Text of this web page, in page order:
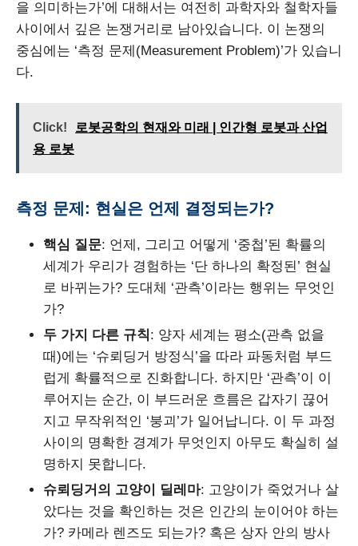
을 의미하는가’에 대해서는 여전히 과학자와 철학자들
사이에서 깊은 논쟁거리로 남아있습니다. 이 논쟁의
중심에는 ‘측정 문제(Measurement Problem)’가 있습니
다.
Click!
로봇공학의 현재와 미래 | 인간형 로봇과 산업
용 로봇
측정 문제: 현실은 언제 결정되는가?
핵심 질문: 언제, 그리고 어떻게 ‘중첩’된 확률의
세계가 우리가 경험하는 ‘단 하나의 확정된’ 현실
로 바뀌는가? 도대체 ‘관측’이라는 행위는 무엇인
가?
두 가지 다른 규칙: 양자 세계는 평소(관측 없을
때)에는 ‘슈뢰딩거 방정식’을 따라 파동처럼 부드
럽게 확률적으로 진화합니다. 하지만 ‘관측’이 이
루어지는 순간, 이 부드러운 흐름은 갑자기 끊어
지고 무작위적인 ‘붕괴’가 일어납니다. 이 두 과정
사이의 명확한 경계가 무엇인지 아무도 확실히 설
명하지 못합니다.
슈뢰딩거의 고양이 딜레마: 고양이가 죽었거나 살
았다는 것을 확인하는 것은 인간의 눈이어야 하는
가? 카메라 렌즈도 되는가? 혹은 상자 안의 방사